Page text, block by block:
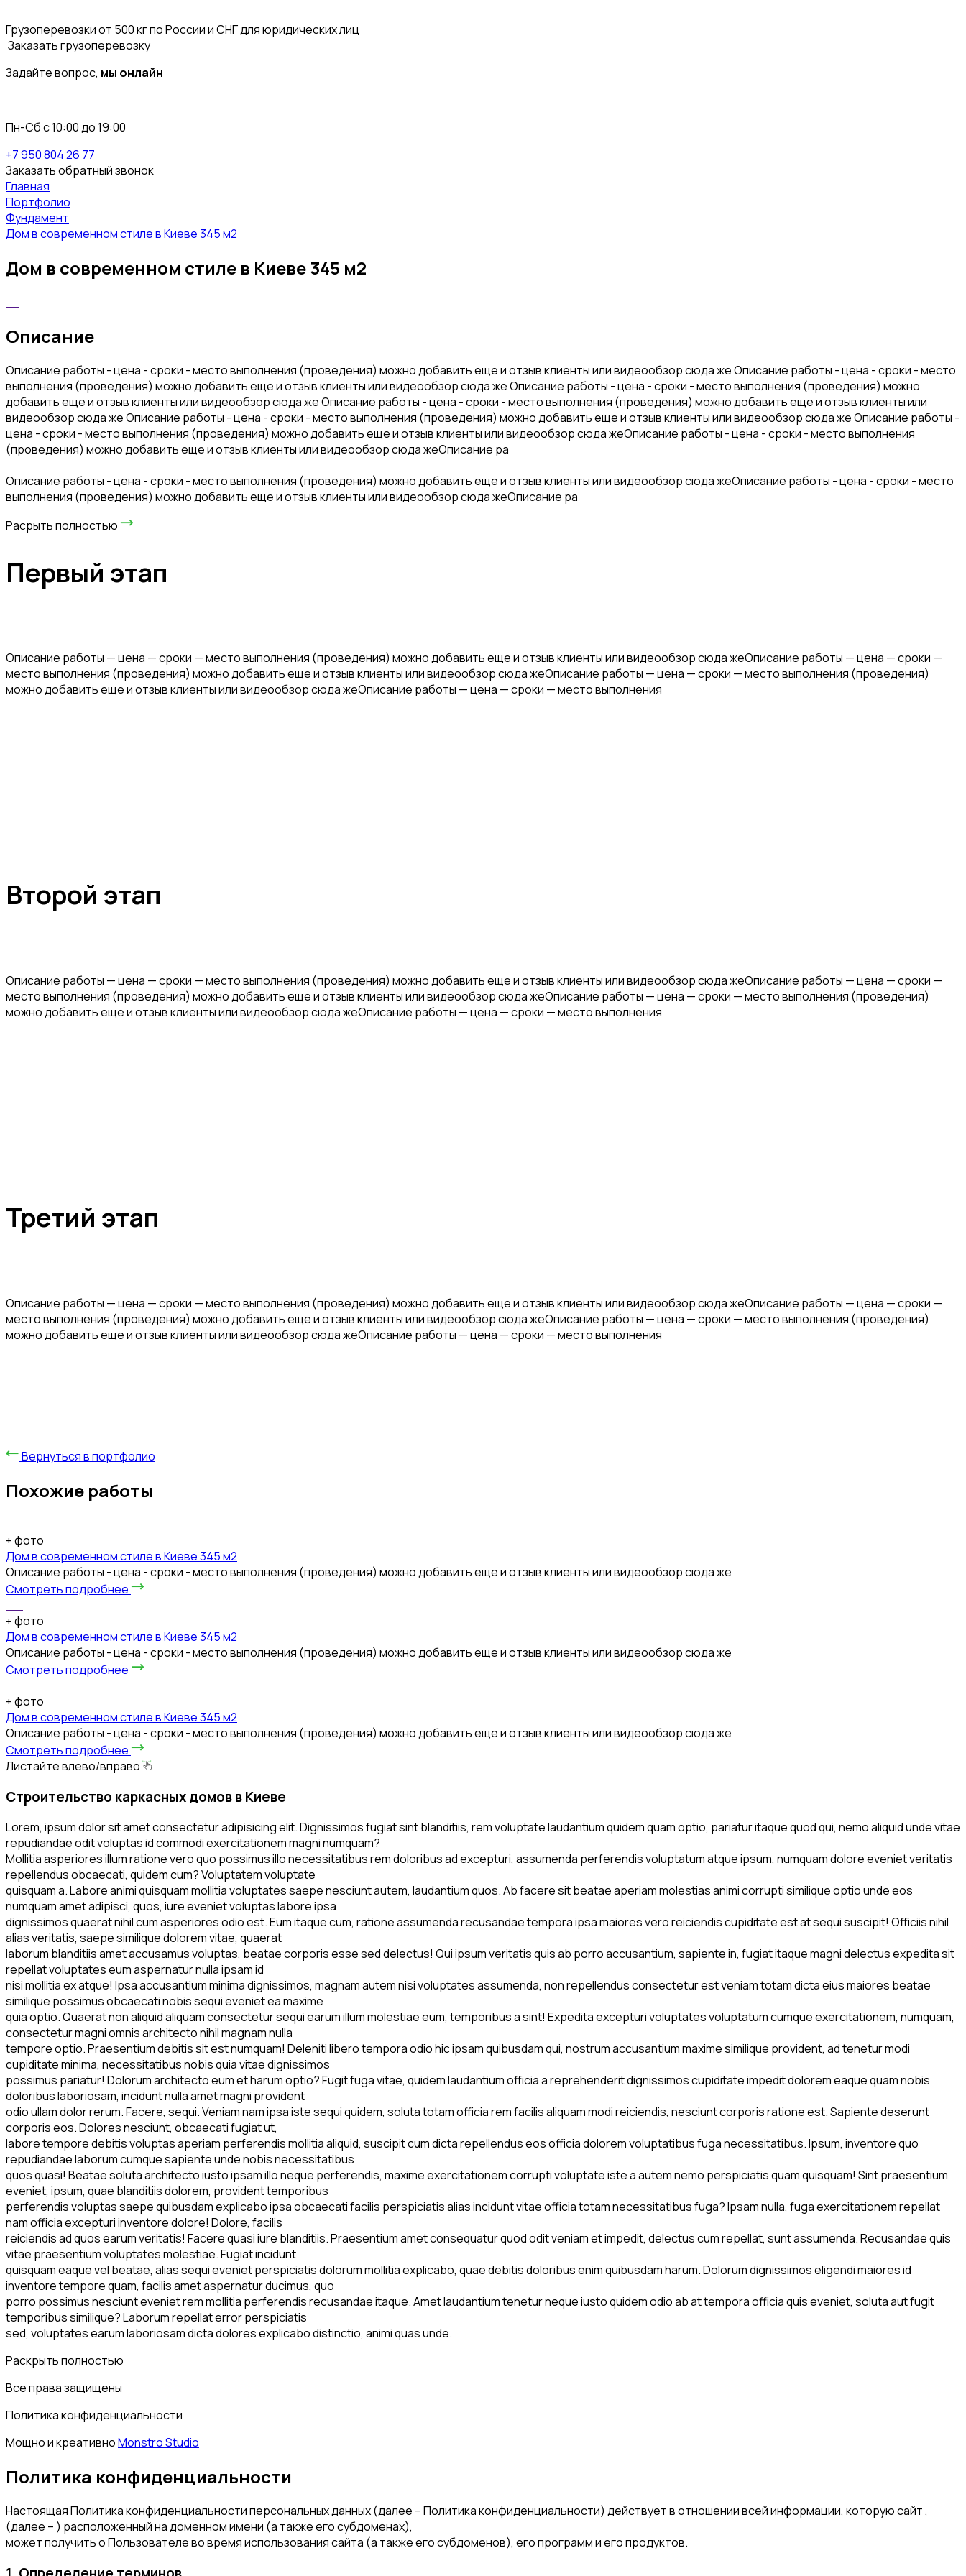
Грузоперевозки от 500 кг по России и СНГ для юридических лиц
Заказать грузоперевозку
Задайте вопрос, мы онлайн
Пн-Сб с 10:00 до 19:00
+7 950 804 26 77
Заказать обратный звонок
Главная
Портфолио
Фундамент
Дом в современном стиле в Киеве 345 м2
Дом в современном стиле в Киеве 345 м2
Описание
Описание работы - цена - сроки - место выполнения (проведения) можно добавить еще и отзыв клиенты или видеообзор сюда же Описание работы - цена - сроки - место
выполнения (проведения) можно добавить еще и отзыв клиенты или видеообзор сюда же Описание работы - цена - сроки - место выполнения (проведения) можно
добавить еще и отзыв клиенты или видеообзор сюда же Описание работы - цена - сроки - место выполнения (проведения) можно добавить еще и отзыв клиенты или
видеообзор сюда же Описание работы - цена - сроки - место выполнения (проведения) можно добавить еще и отзыв клиенты или видеообзор сюда же Описание работы -
цена - сроки - место выполнения (проведения) можно добавить еще и отзыв клиенты или видеообзор сюда жеОписание работы - цена - сроки - место выполнения
(проведения) можно добавить еще и отзыв клиенты или видеообзор сюда жеОписание ра
Описание работы - цена - сроки - место выполнения (проведения) можно добавить еще и отзыв клиенты или видеообзор сюда жеОписание работы - цена - сроки - место
выполнения (проведения) можно добавить еще и отзыв клиенты или видеообзор сюда жеОписание ра
Расрыть полностью
Первый этап
Описание работы — цена — сроки — место выполнения (проведения) можно добавить еще и отзыв клиенты или видеообзор сюда жеОписание работы — цена — сроки —
место выполнения (проведения) можно добавить еще и отзыв клиенты или видеообзор сюда жеОписание работы — цена — сроки — место выполнения (проведения)
можно добавить еще и отзыв клиенты или видеообзор сюда жеОписание работы — цена — сроки — место выполнения
Второй этап
Описание работы — цена — сроки — место выполнения (проведения) можно добавить еще и отзыв клиенты или видеообзор сюда жеОписание работы — цена — сроки —
место выполнения (проведения) можно добавить еще и отзыв клиенты или видеообзор сюда жеОписание работы — цена — сроки — место выполнения (проведения)
можно добавить еще и отзыв клиенты или видеообзор сюда жеОписание работы — цена — сроки — место выполнения
Третий этап
Описание работы — цена — сроки — место выполнения (проведения) можно добавить еще и отзыв клиенты или видеообзор сюда жеОписание работы — цена — сроки —
место выполнения (проведения) можно добавить еще и отзыв клиенты или видеообзор сюда жеОписание работы — цена — сроки — место выполнения (проведения)
можно добавить еще и отзыв клиенты или видеообзор сюда жеОписание работы — цена — сроки — место выполнения
Вернуться в портфолио
Похожие работы
+фото
Дом в современном стиле в Киеве 345 м2
Описание работы - цена - сроки - место выполнения (проведения) можно добавить еще и отзыв клиенты или видеообзор сюда же
Смотреть подробнее
+фото
Дом в современном стиле в Киеве 345 м2
Описание работы - цена - сроки - место выполнения (проведения) можно добавить еще и отзыв клиенты или видеообзор сюда же
Смотреть подробнее
+фото
Дом в современном стиле в Киеве 345 м2
Описание работы - цена - сроки - место выполнения (проведения) можно добавить еще и отзыв клиенты или видеообзор сюда же
Смотреть подробнее
Листайте влево/вправо
Строительство каркасных домов в Киеве
Lorem, ipsum dolor sit amet consectetur adipisicing elit. Dignissimos fugiat sint blanditiis, rem voluptate laudantium quidem quam optio, pariatur itaque quod qui, nemo aliquid unde vitae
repudiandae odit voluptas id commodi exercitationem magni numquam?
Mollitia asperiores illum ratione vero quo possimus illo necessitatibus rem doloribus ad excepturi, assumenda perferendis voluptatum atque ipsum, numquam dolore eveniet veritatis
repellendus obcaecati, quidem cum? Voluptatem voluptate
quisquam a. Labore animi quisquam mollitia voluptates saepe nesciunt autem, laudantium quos. Ab facere sit beatae aperiam molestias animi corrupti similique optio unde eos
numquam amet adipisci, quos, iure eveniet voluptas labore ipsa
dignissimos quaerat nihil cum asperiores odio est. Eum itaque cum, ratione assumenda recusandae tempora ipsa maiores vero reiciendis cupiditate est at sequi suscipit! Officiis nihil
alias veritatis, saepe similique dolorem vitae, quaerat
laborum blanditiis amet accusamus voluptas, beatae corporis esse sed delectus! Qui ipsum veritatis quis ab porro accusantium, sapiente in, fugiat itaque magni delectus expedita sit
repellat voluptates eum aspernatur nulla ipsam id
nisi mollitia ex atque! Ipsa accusantium minima dignissimos, magnam autem nisi voluptates assumenda, non repellendus consectetur est veniam totam dicta eius maiores beatae
similique possimus obcaecati nobis sequi eveniet ea maxime
quia optio. Quaerat non aliquid aliquam consectetur sequi earum illum molestiae eum, temporibus a sint! Expedita excepturi voluptates voluptatum cumque exercitationem, numquam,
consectetur magni omnis architecto nihil magnam nulla
tempore optio. Praesentium debitis sit est numquam! Deleniti libero tempora odio hic ipsam quibusdam qui, nostrum accusantium maxime similique provident, ad tenetur modi
cupiditate minima, necessitatibus nobis quia vitae dignissimos
possimus pariatur! Dolorum architecto eum et harum optio? Fugit fuga vitae, quidem laudantium officia a reprehenderit dignissimos cupiditate impedit dolorem eaque quam nobis
doloribus laboriosam, incidunt nulla amet magni provident
odio ullam dolor rerum. Facere, sequi. Veniam nam ipsa iste sequi quidem, soluta totam officia rem facilis aliquam modi reiciendis, nesciunt corporis ratione est. Sapiente deserunt
corporis eos. Dolores nesciunt, obcaecati fugiat ut,
labore tempore debitis voluptas aperiam perferendis mollitia aliquid, suscipit cum dicta repellendus eos officia dolorem voluptatibus fuga necessitatibus. Ipsum, inventore quo
repudiandae laborum cumque sapiente unde nobis necessitatibus
quos quasi! Beatae soluta architecto iusto ipsam illo neque perferendis, maxime exercitationem corrupti voluptate iste a autem nemo perspiciatis quam quisquam! Sint praesentium
eveniet, ipsum, quae blanditiis dolorem, provident temporibus
perferendis voluptas saepe quibusdam explicabo ipsa obcaecati facilis perspiciatis alias incidunt vitae officia totam necessitatibus fuga? Ipsam nulla, fuga exercitationem repellat
nam officia excepturi inventore dolore! Dolore, facilis
reiciendis ad quos earum veritatis! Facere quasi iure blanditiis. Praesentium amet consequatur quod odit veniam et impedit, delectus cum repellat, sunt assumenda. Recusandae quis
vitae praesentium voluptates molestiae. Fugiat incidunt
quisquam eaque vel beatae, alias sequi eveniet perspiciatis dolorum mollitia explicabo, quae debitis doloribus enim quibusdam harum. Dolorum dignissimos eligendi maiores id
inventore tempore quam, facilis amet aspernatur ducimus, quo
porro possimus nesciunt eveniet rem mollitia perferendis recusandae itaque. Amet laudantium tenetur neque iusto quidem odio ab at tempora officia quis eveniet, soluta aut fugit
temporibus similique? Laborum repellat error perspiciatis
sed, voluptates earum laboriosam dicta dolores explicabo distinctio, animi quas unde.
Раскрыть полностью
Все права защищены
Политика конфиденциальности
Мощно и креативноMonstro Studio
Политика конфиденциальности
Настоящая Политика конфиденциальности персональных данных (далее – Политика конфиденциальности) действует в отношении всей информации, которую сайт ,
(далее – ) расположенный на доменном имени (а также его субдоменах),
может получить о Пользователе во время использования сайта (а также его субдоменов), его программ и его продуктов.